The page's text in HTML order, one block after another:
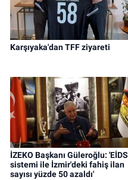
Karşıyaka'dan TFF ziyareti
İZEKO Başkanı Güleroğlu: 'EİDS
sistemi ile İzmir'deki fahiş ilan
sayısı yüzde 50 azaldı'